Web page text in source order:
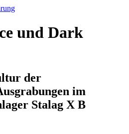
und Dark
der
im
Stalag X B